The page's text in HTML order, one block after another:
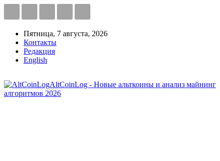
Пятница, 7 августа, 2026
Контакты
Редакция
English
AltCoinLog - Новые альткоины и анализ майнинг
алгоритмов 2026